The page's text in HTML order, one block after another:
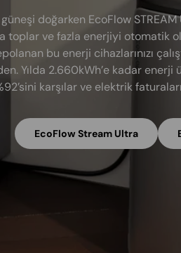
doğarken EcoFlow
toplar ve fazla enerjiyi otomatik
bu enerji cihazlarınızı
Yılda 2.660kWh’e kadar enerji
karşılar ve elektrik
EcoFlow Stream Ultra